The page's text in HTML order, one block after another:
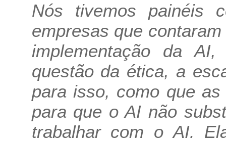
Nós tivemos painéis
empresas que
implementação da
questão da ética, a
para isso, como que
para que o AI não
trabalhar com o AI.